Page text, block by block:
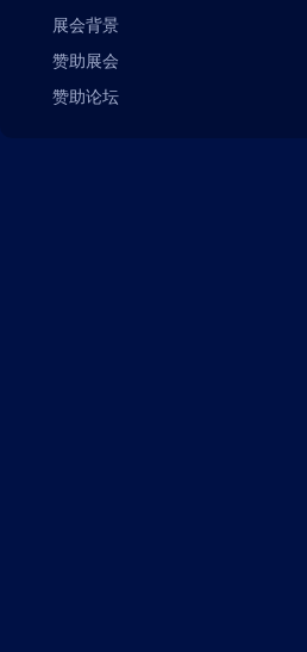
展会背景
赞助展会
赞助论坛